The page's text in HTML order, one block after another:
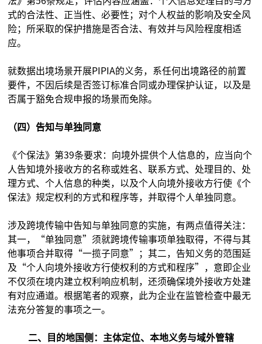
式的合法性、正当性、必要性；对个人权益的影响及安全风
险；所采取的保护措施是否合法、有效并与风险程度相适
应。
就数据出境场景开展PIPIA的义务，系任何出境路径的前置
要件，不因后续是否签订标准合同或办理保护认证，以及是
否属于豁免合规申报的场景而免除。
（四）告知与单独同意
《个保法》第39条要求：向境外提供个人信息的，应当向个
人告知境外接收方的名称或姓名、联系方式、处理目的、处
理方式、个人信息的种类，以及个人向境外接收方行使《个
保法》规定权利的方式和程序等，并取得个人单独同意。
涉及跨境传输中告知与单独同意的实施，有两点值得关注：
其一，“单独同意”须就跨境传输事项单独取得，不得与其
他事项合并取得“一揽子同意”；其二，告知义务的范围延
及“个人向境外接收方行使权利的方式和程序”，意即企业
不仅须在境内建立权利响应机制，还须确保境外接收方处建
有对应通道。根据笔者的观察，此为企业在监管检查中最无
法充分答复的事项之一。
二、目的地国侧：主体定位、本地义务与域外管辖